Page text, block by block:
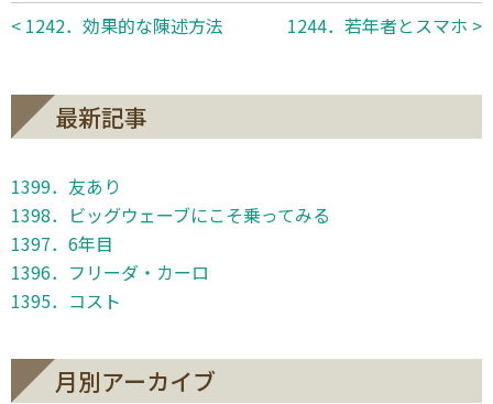
< 1242．効果的な陳述方法 1244．若年者とスマホ >
最新記事
1399．友あり
1398．ビッグウェーブにこそ乗ってみる
1397．6年目
1396．フリーダ・カーロ
1395．コスト
月別アーカイブ